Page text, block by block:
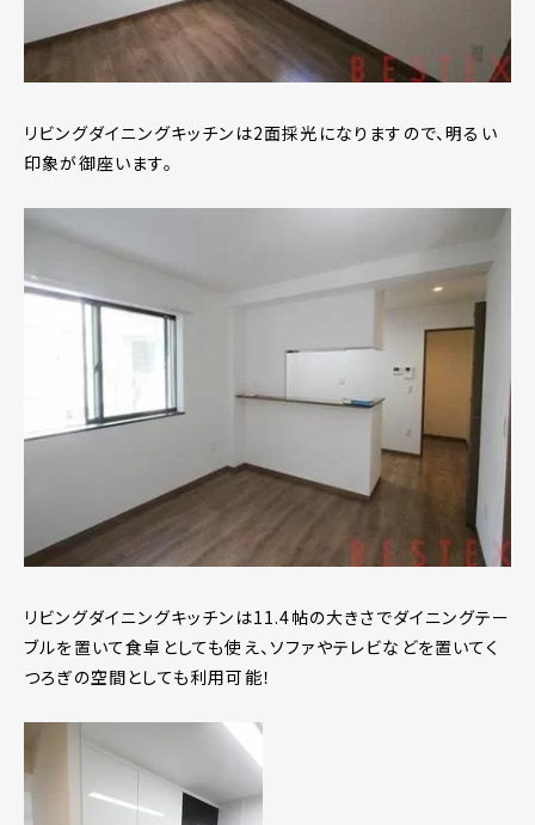
リビングダイニングキッチンは2面採光になりますので、明るい
印象が御座います。
リビングダイニングキッチンは11.4帖の大きさでダイニングテー
ブルを置いて食卓としても使え、ソファやテレビなどを置いてく
つろぎの空間としても利用可能！